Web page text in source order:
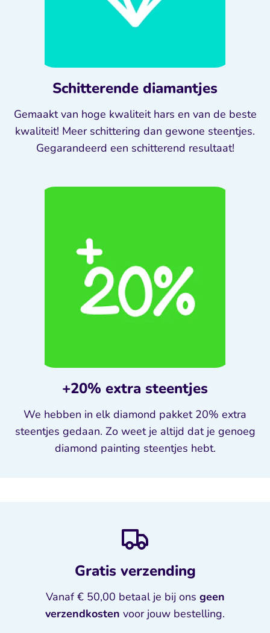
Schitterende diamantjes
Gemaakt van hoge kwaliteit hars en van de beste
kwaliteit! Meer schittering dan gewone steentjes.
Gegarandeerd een schitterend resultaat!
+20% extra steentjes
We hebben in elk diamond pakket 20% extra
steentjes gedaan. Zo weet je altijd dat je genoeg
diamond painting steentjes hebt.
Gratis verzending
Vanaf € 50,00 betaal je bij ons geen
verzendkosten voor jouw bestelling.